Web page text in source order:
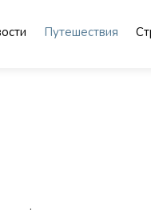
Путешествия